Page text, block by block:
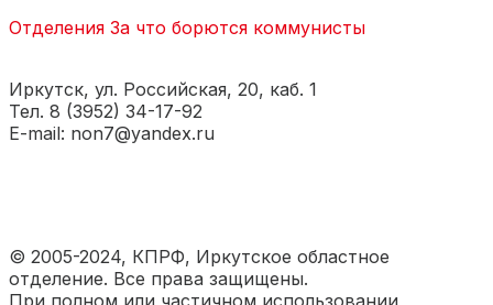
Отделения За что борются коммунисты
Иркутск, ул. Российская, 20, каб. 1
Тел. 8 (3952) 34-17-92
E-mail: non7@yandex.ru
© 2005-2024, КПРФ, Иркутское областное
отделение. Все права защищены.
При полном или частичном использовании